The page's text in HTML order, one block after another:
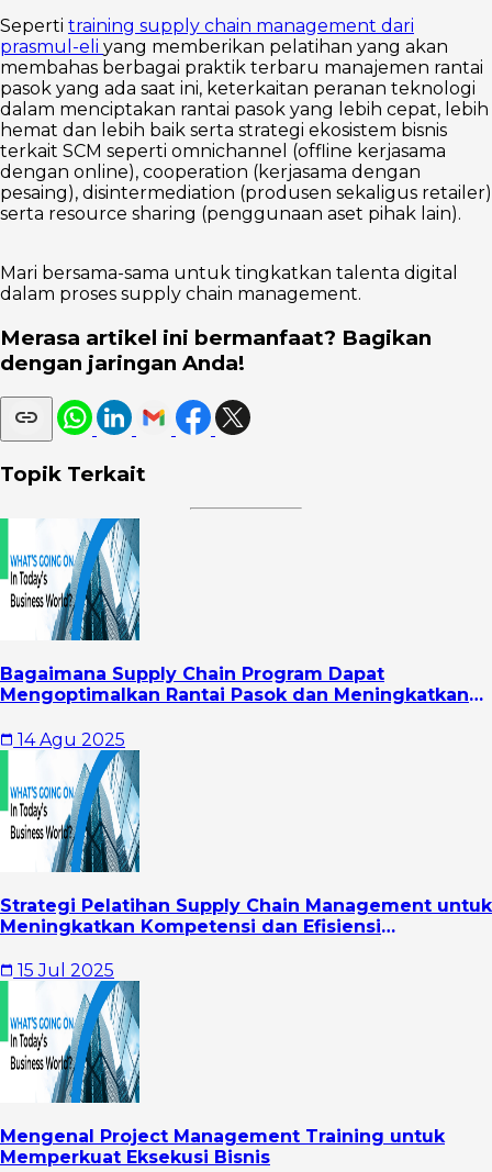
Seperti training supply chain management dari
prasmul-eli yang memberikan pelatihan yang akan
membahas berbagai praktik terbaru manajemen rantai
pasok yang ada saat ini, keterkaitan peranan teknologi
dalam menciptakan rantai pasok yang lebih cepat, lebih
hemat dan lebih baik serta strategi ekosistem bisnis
terkait SCM seperti omnichannel (offline kerjasama
dengan online), cooperation (kerjasama dengan
pesaing), disintermediation (produsen sekaligus retailer)
serta resource sharing (penggunaan aset pihak lain).
Mari bersama-sama untuk tingkatkan talenta digital
dalam proses supply chain management.
Merasa artikel ini bermanfaat? Bagikan
dengan jaringan Anda!
Topik Terkait
Bagaimana Supply Chain Program Dapat
Mengoptimalkan Rantai Pasok dan Meningkatkan
14 Agu 2025
Strategi Pelatihan Supply Chain Management untuk
Meningkatkan Kompetensi dan Efisiensi
15 Jul 2025
Mengenal Project Management Training untuk
Memperkuat Eksekusi Bisnis